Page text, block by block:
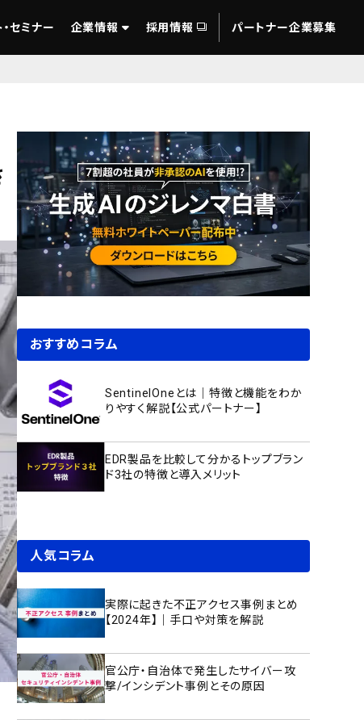
セミナー 企業情報 採用情報 パートナー企業募集
おすすめコラム
SentinelOneとは｜特徴と機能をわか
りやすく解説【公式パートナー】
EDR製品を比較して分かるトップブラン
ド3社の特徴と導入メリット
人気コラム
実際に起きた不正アクセス事例まとめ
【2024年】｜手口や対策を解説
官公庁・自治体で発生したサイバー攻
撃/インシデント事例とその原因